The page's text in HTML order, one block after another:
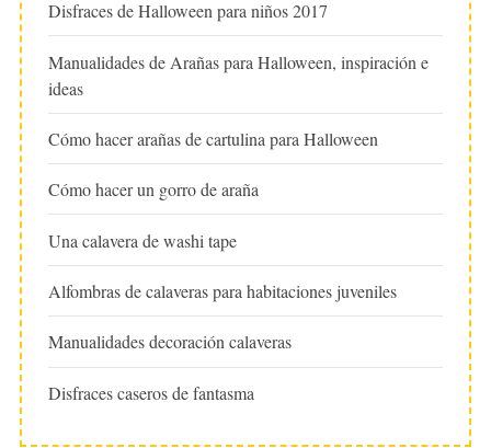
Disfraces de Halloween para niños 2017
Manualidades de Arañas para Halloween, inspiración e
ideas
Cómo hacer arañas de cartulina para Halloween
Cómo hacer un gorro de araña
Una calavera de washi tape
Alfombras de calaveras para habitaciones juveniles
Manualidades decoración calaveras
Disfraces caseros de fantasma